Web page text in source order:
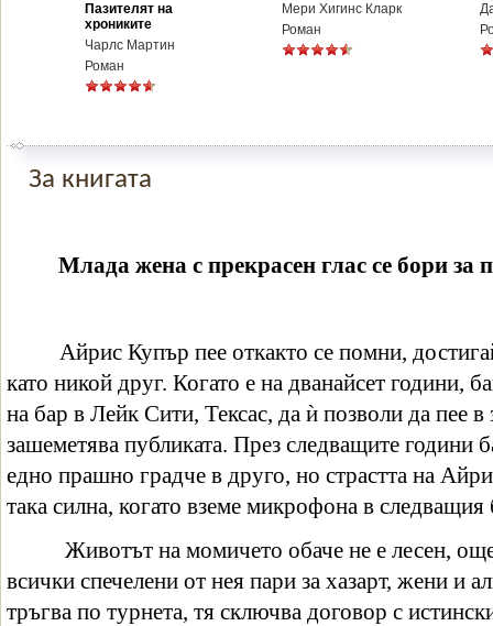
Пазителят на
хрониките
Чарлс Мартин
Роман
Мери Хигинс Кларк
Роман
За книгата
Млада жена с прекрасен глас се бори за
Айрис Купър пее откакто се помни,
като никой друг. Когато е на дванайсет години,
на бар в Лейк Сити, Тексас, да ѝ позволи да пее в
зашеметява публиката. През следващите години
едно прашно градче в друго, но страстта на
така силна, когато вземе микрофона в следващия
Животът на момичето обаче не е лесен,
всички спечелени от нея пари за хазарт, жени и
тръгва по турнета, тя сключва договор с